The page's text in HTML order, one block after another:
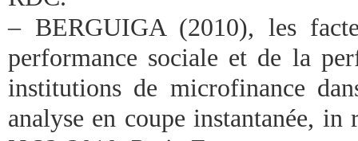
– BERGUIGA (2010), les
performance sociale et de la
institutions de microfinance
analyse en coupe instantanée,